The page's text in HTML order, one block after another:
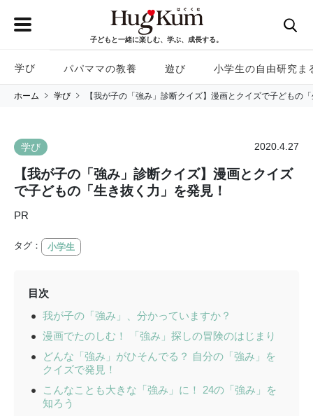
子どもと一緒に楽しむ、学ぶ、成長する。
学び パパママの教養 遊び 小学生の自由研究ま
ホーム 学び 【我が子の「強み」診断クイズ】漫画とクイズで子どもの
学び 2020.4.27
【我が子の「強み」診断クイズ】漫画とクイズ
で子どもの「生き抜く力」を発見！
PR
タグ： 小学生
目次
我が子の「強み」、分かっていますか？
漫画でたのしむ！ 「強み」探しの冒険のはじまり
どんな「強み」がひそんでる？ 自分の「強み」を
クイズで発見！
こんなことも大きな「強み」に！ 24の「強み」を
知ろう